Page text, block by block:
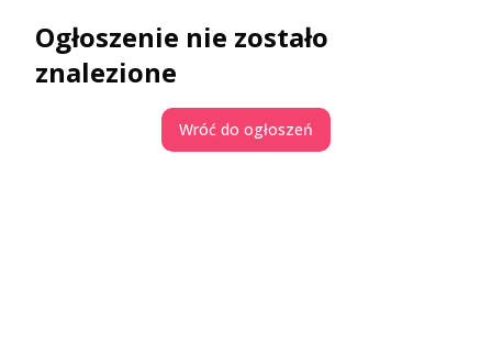
Ogłoszenie nie zostało
znalezione
Wróć do ogłoszeń